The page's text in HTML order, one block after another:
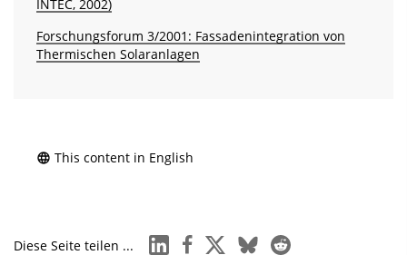
INTEC, 2002)
Forschungsforum 3/2001: Fassadenintegration von
Thermischen Solaranlagen
This content in English
Diese Seite teilen ... linkedinfacebook
x blueskyreddit